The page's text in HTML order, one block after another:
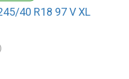
40 R18 97 V XL